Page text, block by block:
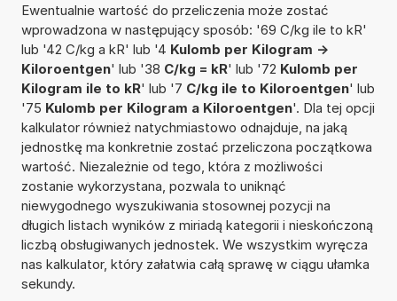
Ewentualnie wartość do przeliczenia może zostać
wprowadzona w następujący sposób: '69 C/kg ile to kR'
lub '42 C/kg a kR' lub '4 Kulomb per Kilogram ->
Kiloroentgen' lub '38 C/kg = kR' lub '72 Kulomb per
Kilogram ile to kR' lub '7 C/kg ile to Kiloroentgen' lub
'75 Kulomb per Kilogram a Kiloroentgen'. Dla tej opcji
kalkulator również natychmiastowo odnajduje, na jaką
jednostkę ma konkretnie zostać przeliczona początkowa
wartość. Niezależnie od tego, która z możliwości
zostanie wykorzystana, pozwala to uniknąć
niewygodnego wyszukiwania stosownej pozycji na
długich listach wyników z miriadą kategorii i nieskończoną
liczbą obsługiwanych jednostek. We wszystkim wyręcza
nas kalkulator, który załatwia całą sprawę w ciągu ułamka
sekundy.